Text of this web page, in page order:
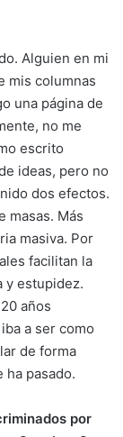
Alguien en mi
mis columnas
una página de
no me
escrito
ideas, pero no
dos efectos.
masas. Más
masiva. Por
facilitan la
y estupidez.
años
a ser como
de forma
ha pasado.
por